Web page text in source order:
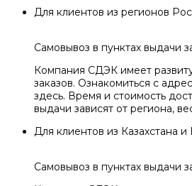
Для клиентов из регионов
Самовывоз в пунктах выдачи
Компания СДЭК имеет
заказов. Ознакомиться с
здесь. Время и стоимость
выдачи зависят от региона,
Для клиентов из Казахстана и
Самовывоз в пунктах выдачи